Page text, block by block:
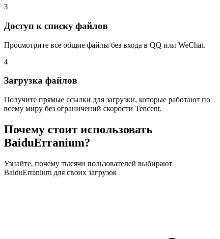
3
Доступ к списку файлов
Просмотрите все общие файлы без входа в QQ или WeChat.
4
Загрузка файлов
Получите прямые ссылки для загрузки, которые работают по
всему миру без ограничений скорости Tencent.
Почему стоит использовать
BaiduErranium?
Узнайте, почему тысячи пользователей выбирают
BaiduErranium для своих загрузок